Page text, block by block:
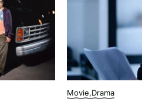
Movie,Drama